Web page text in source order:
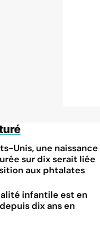
Unis, une naissance
sur dix serait liée
aux phtalates
infantile est en
dix ans en